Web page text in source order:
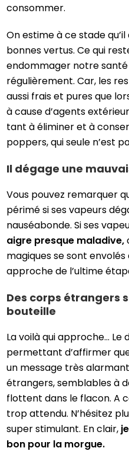
consommer.
On estime à ce stade
bonnes vertus. Ce qui
endommager notre
régulièrement. Car, les
aussi frais et pures que
à cause d’agents
tant à éliminer et à
poppers, qui seule n’est
Il dégage une
Vous pouvez remarquer
périmé si ses vapeurs
nauséabonde. Si ses
aigre presque maladive,
magiques se sont
approche de l’ultime
Des corps étrangers
bouteille
La voilà qui approche… Le
permettant d’affirmer
un message très
étrangers, semblables à
flottent dans le flacon. A
trop attendu. N’hésitez
super stimulant. En clair,
bon pour la morgue.